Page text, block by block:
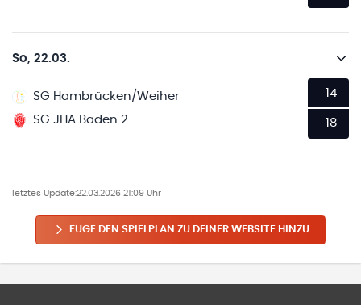
So, 22.03.
SG Hambrücken/Weiher
SG JHA Baden 2
14
18
letztes Update:22.03.2026 21:09 Uhr
FÜGE DEN SPIELPLAN ZU DEINER WEBSITE HINZU